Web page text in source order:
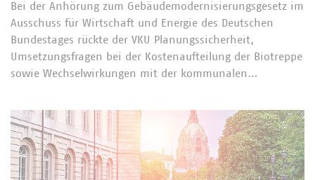
Bei der Anhörung zum Gebäudemodernisierungsgesetz im
Ausschuss für Wirtschaft und Energie des Deutschen
Bundestages rückte der VKU Planungssicherheit,
Umsetzungsfragen bei der Kostenaufteilung der Biotreppe
sowie Wechselwirkungen mit der kommunalen…